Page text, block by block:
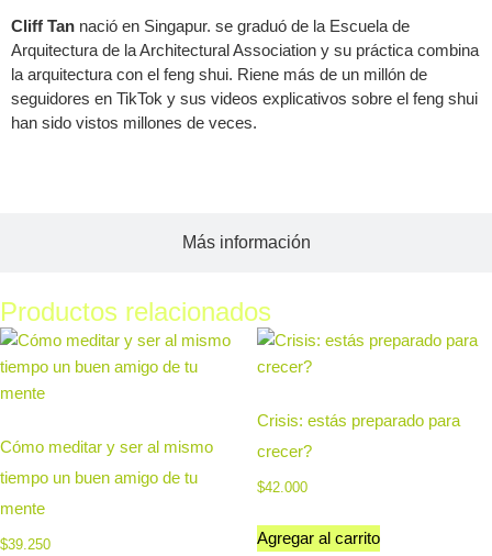
Más información
Cliff Tan nació en Singapur. se graduó de la Escuela de
Arquitectura de la Architectural Association y su práctica combina
la arquitectura con el feng shui. Riene más de un millón de
seguidores en TikTok y sus videos explicativos sobre el feng shui
han sido vistos millones de veces.
Productos relacionados
Cómo meditar y ser al mismo
tiempo un buen amigo de tu
mente
$39.250
Crisis: estás preparado para
crecer?
$42.000
Agregar al carrito